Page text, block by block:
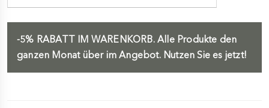
-5% RABATT IM WARENKORB.Alle Produkte den
ganzen Monat über im Angebot. Nutzen Sie es jetzt!